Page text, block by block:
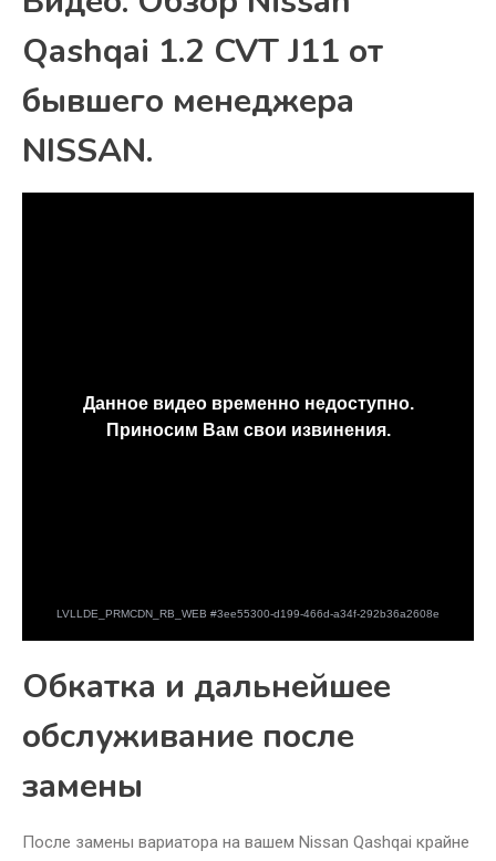
Qashqai 1.2 CVT J11 от
бывшего менеджера
NISSAN.
Обкатка и дальнейшее
обслуживание после
замены
После замены вариатора на вашем Nissan Qashqai крайне